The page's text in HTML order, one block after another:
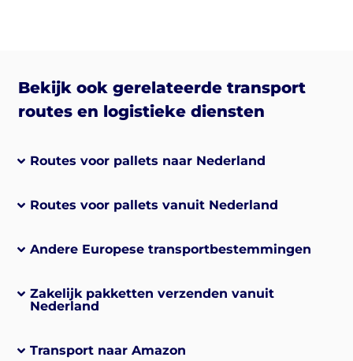
Bekijk ook gerelateerde transport
routes en logistieke diensten
Routes voor pallets naar Nederland
Routes voor pallets vanuit Nederland
Andere Europese transportbestemmingen
Zakelijk pakketten verzenden vanuit
Nederland
Transport naar Amazon